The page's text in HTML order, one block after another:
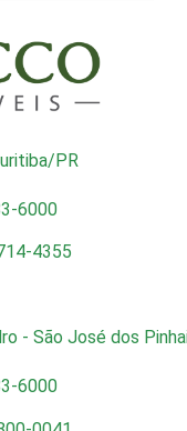
PR
6000
4355
- São José dos
6000